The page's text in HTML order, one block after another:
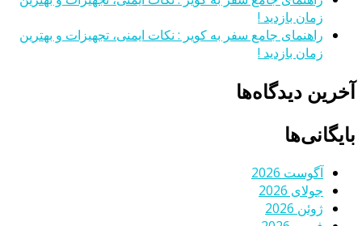
زمان بازدید !
راهنمای جامع سفر به کویر : نکات ایمنی، تجهیزات و بهترین
زمان بازدید !
آخرین دیدگاه‌ها
بایگانی‌ها
آگوست 2026
جولای 2026
ژوئن 2026